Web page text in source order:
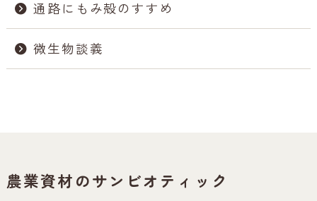
通路にもみ殻のすすめ
微生物談義
農業資材のサンビオティック